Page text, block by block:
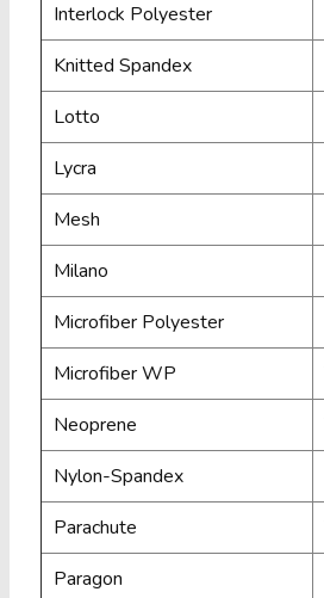
Interlock Polyester
Knitted Spandex
Lotto
Lycra
Mesh
Milano
Microfiber Polyester
Microfiber WP
Neoprene
Nylon-Spandex
Parachute
Paragon